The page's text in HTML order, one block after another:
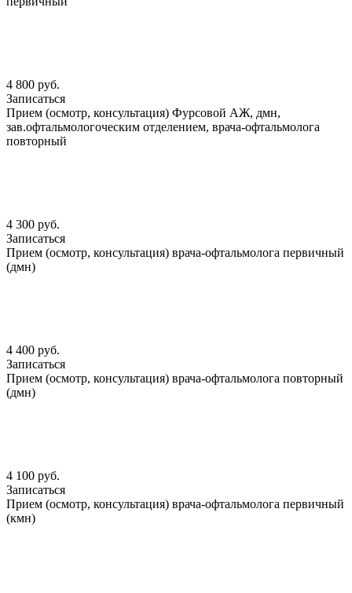
4 800 руб.
Записаться
Прием (осмотр, консультация) Фурсовой АЖ, дмн,
зав.офтальмологоческим отделением, врача-офтальмолога
повторный
4 300 руб.
Записаться
Прием (осмотр, консультация) врача-офтальмолога первичный
(дмн)
4 400 руб.
Записаться
Прием (осмотр, консультация) врача-офтальмолога повторный
(дмн)
4 100 руб.
Записаться
Прием (осмотр, консультация) врача-офтальмолога первичный
(кмн)